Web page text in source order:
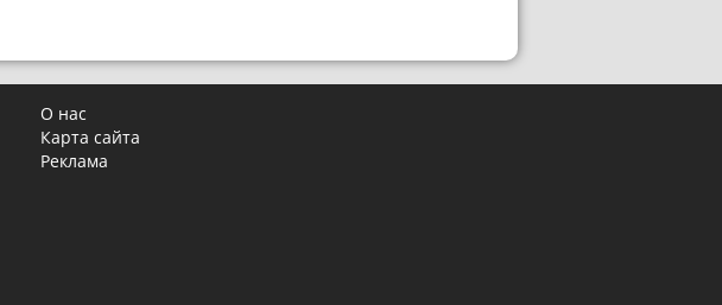
О нас
Карта сайта
Реклама